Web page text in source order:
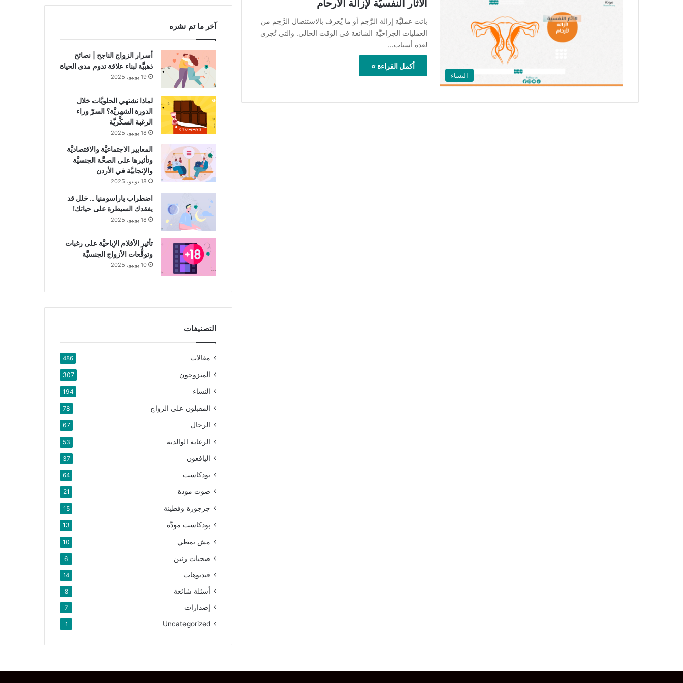
النساء
الآثار النفسيَّة لإزالة الأرحام
باتت عمليَّة إزالة الرَّحِم أو ما يُعرف بالاستئصال الرَّحِم من
العمليات الجراحيَّة الشائعة في الوقت الحالي. والتي تُجرى
لعدة أسباب…
أكمل القراءة »
آخر ما تم نشره
أسرار الزواج الناجح | نصائح
ذهبيَّة لبناء علاقة تدوم مدى الحياة
19 يونيو، 2025
لماذا نشتهي الحلويَّات خلال
الدورة الشهريَّة؟ السرّ وراء
الرغبة السكَّريَّة
18 يونيو، 2025
المعايير الاجتماعيَّة والاقتصاديَّة
وتأثيرها على الصحَّة الجنسيَّة
والإنجابيَّة في الأردن
18 يونيو، 2025
اضطراب باراسومنيا .. خلل قد
يفقدك السيطرة على حياتك!
18 يونيو، 2025
تأثير الأفلام الإباحيَّة على رغبات
وتوقُّعات الأزواج الجنسيَّة
10 يونيو، 2025
التصنيفات
مقالات 486
المتزوجون 307
النساء 194
المقبلون على الزواج 78
الرجال 67
الرعاية الوالدية 53
اليافعون 37
بودكاست 64
صوت مودة 21
جرجورة وفطينة 15
بودكاست مودَّة 13
مش نمطي 10
صحيات رنين 6
فيديوهات 14
أسئلة شائعة 8
إصدارات 7
Uncategorized
1